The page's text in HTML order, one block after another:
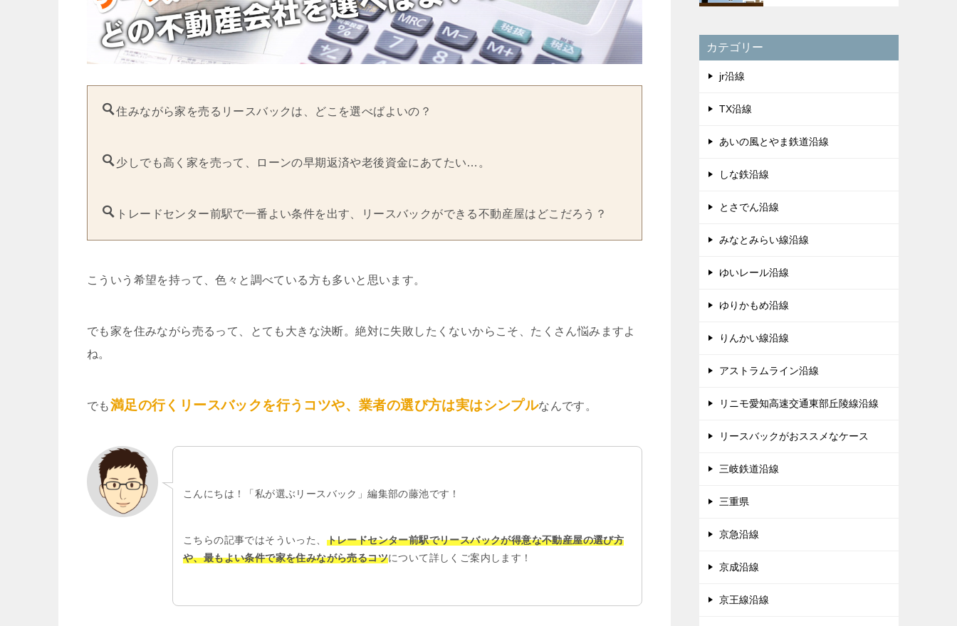
住みながら家を売るリースバックは、どこを選べばよいの？
少しでも高く家を売って、ローンの早期返済や老後資金にあてたい…。
トレードセンター前駅で一番よい条件を出す、リースバックができる不動産屋はどこだろう？
こういう希望を持って、色々と調べている方も多いと思います。
でも家を住みながら売るって、とても大きな決断。絶対に失敗したくないからこそ、たくさん悩みますよ
ね。
でも満足の行くリースバックを行うコツや、業者の選び方は実はシンプルなんです。
こんにちは！「私が選ぶリースバック」編集部の藤池です！
こちらの記事ではそういった、 トレードセンター前駅でリースバックが得意な不動産屋の選び方
や、最もよい条件で家を住みながら売るコツについて詳しくご案内します！
カテゴリー
jr沿線
TX沿線
あいの風とやま鉄道沿線
しな鉄沿線
とさでん沿線
みなとみらい線沿線
ゆいレール沿線
ゆりかもめ沿線
りんかい線沿線
アストラムライン沿線
リニモ愛知高速交通東部丘陵線沿線
リースバックがおススメなケース
三岐鉄道沿線
三重県
京急沿線
京成沿線
京王線沿線